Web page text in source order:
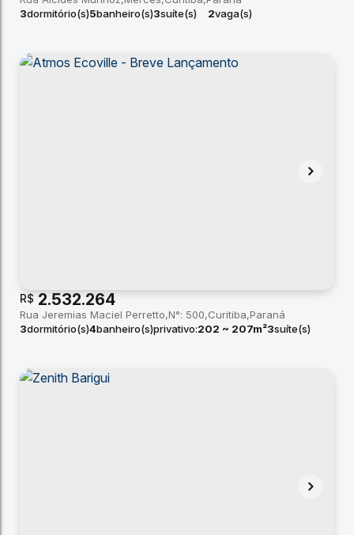
3dormitório(s)5banheiro(s)3suíte(s) 2vaga(s)
R$ 2.532.264
Rua Jeremias Maciel Perretto N°: 500 Curitiba Paraná
3dormitório(s)4banheiro(s)privativo:202 ~ 207m²3suíte(s)